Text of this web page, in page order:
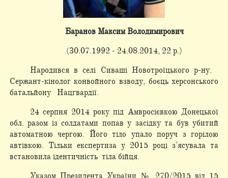
Баранов Максим Володимирович
(30.07.1992 - 24.08.2014, 22 р.)
Народився в селі Сиваші Новотроїцького р-ну.
Сержант-кінолог конвойного взводу, боєць херсонського
батальйону Нацгвардії.
24 серпня 2014 року під Амвросієвкою Донецької
обл. разом із солдатами попав у засідку та був убитий
автоматною чергою. Його тіло упало поруч з горілою
автівкою. Тільки експертиза у 2015 році з’ясувала та
встановила ідентичність тіла бійця.